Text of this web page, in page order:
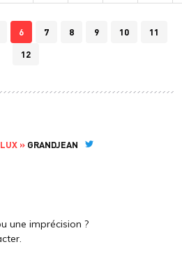
6 7 8 9 10
11
12
» GRANDJEAN
une imprécision ?